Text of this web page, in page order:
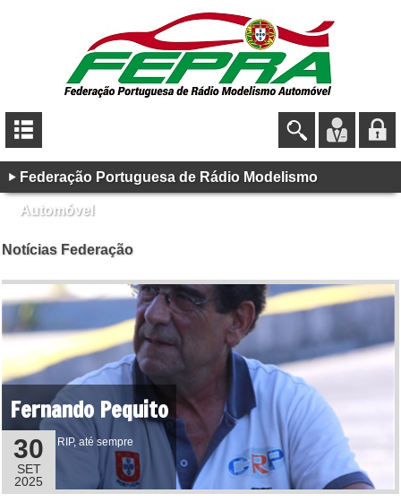
Federação Portuguesa de Rádio Modelismo
Automóvel
Notícias Federação
30
SET
2025
Fernando Pequito
RIP, até sempre